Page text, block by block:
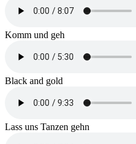
Komm und geh
Black and gold
Lass uns Tanzen gehn